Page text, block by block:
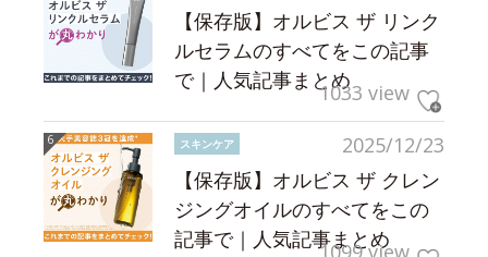
【保存版】オルビス ザ リンク
ルセラムのすべてをこの記事
で｜人気記事まとめ1033 view
2025/12/23
スキンケア
【保存版】オルビス ザ クレン
ジングオイルのすべてをこの
記事で｜人気記事まとめ
1099 view